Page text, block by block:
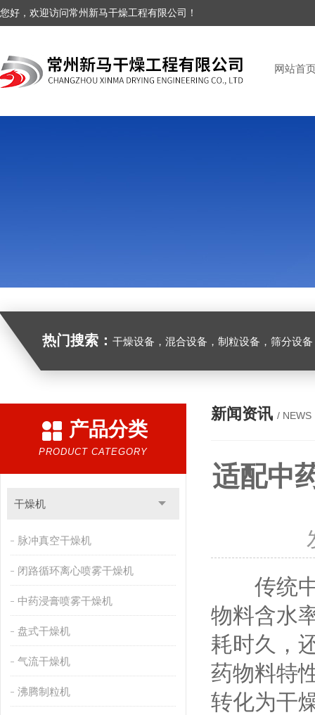
您好，欢迎访问常州新马干燥工程有限公司！
网站首
热门搜索： 干燥设备，混合设备，制粒设备，筛分设
产品分类
PRODUCT CATEGORY
干燥机
脉冲真空干燥机
闭路循环离心喷雾干燥机
中药浸膏喷雾干燥机
盘式干燥机
气流干燥机
沸腾制粒机
新闻资讯 / NEWS
适配中
传统中
物料含水
耗时久，
药物料特
转化为干